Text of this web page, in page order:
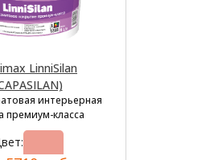
LinniSilan
интерьерная
премиум-класса